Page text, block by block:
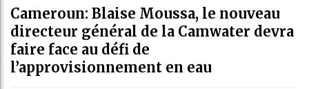
Cameroun: Blaise Moussa, le nouveau
directeur général de la Camwater devra
faire face au défi de
l’approvisionnement en eau